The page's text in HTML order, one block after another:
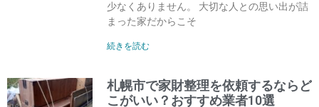
少なくありません。 大切な人との思い出が詰
まった家だからこそ
続きを読む
札幌市で家財整理を依頼するならど
こがいい？おすすめ業者10選